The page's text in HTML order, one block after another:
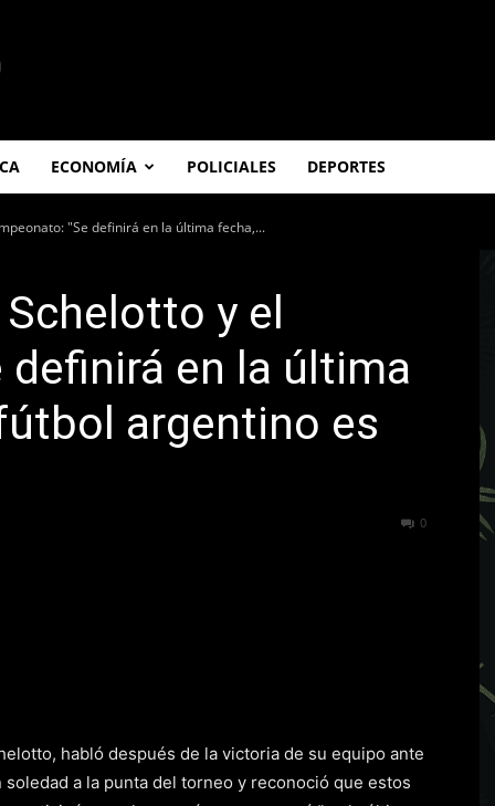
ECONOMÍA POLICIALES DEPORTES
"Se definirá en la última fecha,...
y el
en la última
argentino es
0
habló después de la victoria de su equipo ante
a la punta del torneo y reconoció que estos